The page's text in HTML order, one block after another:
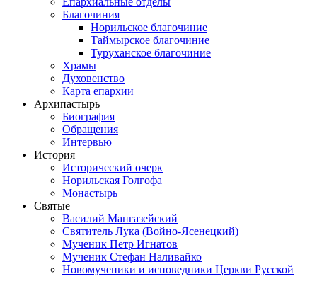
Благочиния
Норильское благочиние
Таймырское благочиние
Туруханское благочиние
Храмы
Духовенство
Карта епархии
Архипастырь
Биография
Обращения
Интервью
История
Исторический очерк
Норильская Голгофа
Монастырь
Святые
Василий Мангазейский
Святитель Лука (Войно-Ясенецкий)
Мученик Петр Игнатов
Мученик Стефан Наливайко
Новомученики и исповедники Церкви Русской